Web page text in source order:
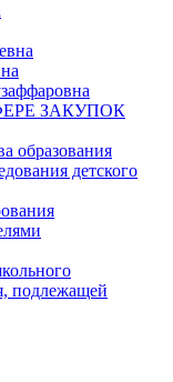
ЗАКУПОК
образования
детского
подлежащей